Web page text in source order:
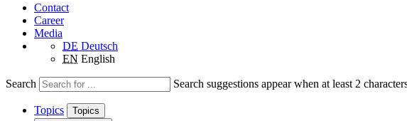
Contact
Career
Media
DE Deutsch
EN English
Search Search suggestions appear when at least 2
Topics
Topics